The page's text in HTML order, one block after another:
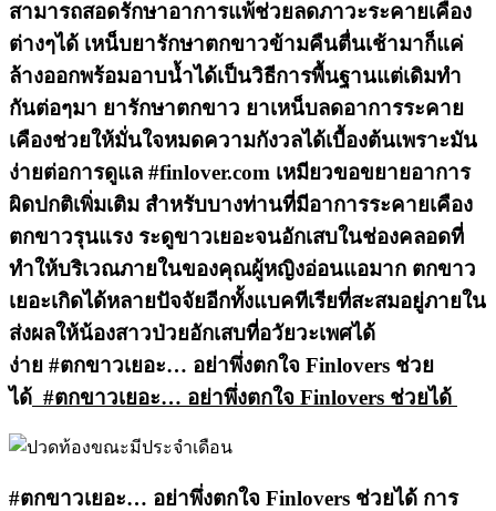
สามารถสอดรักษาอาการแพ้ช่วยลดภาวะระคายเคือง
ต่างๆได้ เหน็บยารักษาตกขาวข้ามคืนตื่นเช้ามาก็แค่
ล้างออกพร้อมอาบน้ำได้เป็นวิธีการพื้นฐานแต่เดิมทำ
กันต่อๆมา ยารักษาตกขาว ยาเหน็บลดอาการระคาย
เคืองช่วยให้มั่นใจหมดความกังวลได้เบื้องต้นเพราะมัน
ง่ายต่อการดูแล #finlover.com เหมียวขอขยายอาการ
ผิดปกติเพิ่มเติม สำหรับบางท่านที่มีอาการระคายเคือง
ตกขาวรุนแรง ระดูขาวเยอะจนอักเสบในช่องคลอดที่
ทำให้บริเวณภายในของคุณผู้หญิงอ่อนแอมาก ตกขาว
เยอะเกิดได้หลายปัจจัยอีกทั้งแบคทีเรียที่สะสมอยู่ภายใน
ส่งผลให้น้องสาวป่วยอักเสบที่อวัยวะเพศได้
ง่าย #ตกขาวเยอะ… อย่าพึ่งตกใจ Finlovers ช่วย
ได้ #ตกขาวเยอะ… อย่าพึ่งตกใจ Finlovers ช่วยได้
#ตกขาวเยอะ… อย่าพึ่งตกใจ Finlovers ช่วยได้ การ